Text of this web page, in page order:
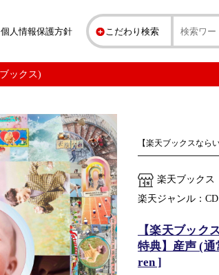
こだわり検索
個人情報保護方針
ックス)
【楽天ブックスなら
楽天ブックス
楽天ジャンル：
【楽天ブック
特典】産声 (
ren ]